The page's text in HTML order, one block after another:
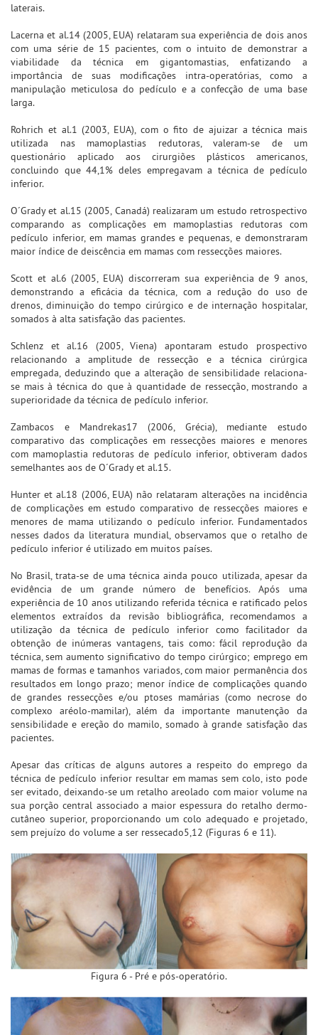
laterais.
Lacerna et al.14 (2005, EUA) relataram sua experiência de dois anos
com uma série de 15 pacientes, com o intuito de demonstrar a
viabilidade da técnica em gigantomastias, enfatizando a
importância de suas modificações intra-operatórias, como a
manipulação meticulosa do pedículo e a confecção de uma base
larga.
Rohrich et al.1 (2003, EUA), com o fito de ajuizar a técnica mais
utilizada nas mamoplastias redutoras, valeram-se de um
questionário aplicado aos cirurgiões plásticos americanos,
concluindo que 44,1% deles empregavam a técnica de pedículo
inferior.
O´Grady et al.15 (2005, Canadá) realizaram um estudo retrospectivo
comparando as complicações em mamoplastias redutoras com
pedículo inferior, em mamas grandes e pequenas, e demonstraram
maior índice de deiscência em mamas com ressecções maiores.
Scott et al.6 (2005, EUA) discorreram sua experiência de 9 anos,
demonstrando a eficácia da técnica, com a redução do uso de
drenos, diminuição do tempo cirúrgico e de internação hospitalar,
somados à alta satisfação das pacientes.
Schlenz et al.16 (2005, Viena) apontaram estudo prospectivo
relacionando a amplitude de ressecção e a técnica cirúrgica
empregada, deduzindo que a alteração de sensibilidade relaciona-
se mais à técnica do que à quantidade de ressecção, mostrando a
superioridade da técnica de pedículo inferior.
Zambacos e Mandrekas17 (2006, Grécia), mediante estudo
comparativo das complicações em ressecções maiores e menores
com mamoplastia redutoras de pedículo inferior, obtiveram dados
semelhantes aos de O´Grady et al.15.
Hunter et al.18 (2006, EUA) não relataram alterações na incidência
de complicações em estudo comparativo de ressecções maiores e
menores de mama utilizando o pedículo inferior. Fundamentados
nesses dados da literatura mundial, observamos que o retalho de
pedículo inferior é utilizado em muitos países.
No Brasil, trata-se de uma técnica ainda pouco utilizada, apesar da
evidência de um grande número de benefícios. Após uma
experiência de 10 anos utilizando referida técnica e ratificado pelos
elementos extraídos da revisão bibliográfica, recomendamos a
utilização da técnica de pedículo inferior como facilitador da
obtenção de inúmeras vantagens, tais como: fácil reprodução da
técnica, sem aumento significativo do tempo cirúrgico; emprego em
mamas de formas e tamanhos variados, com maior permanência dos
resultados em longo prazo; menor índice de complicações quando
de grandes ressecções e/ou ptoses mamárias (como necrose do
complexo aréolo-mamilar), além da importante manutenção da
sensibilidade e ereção do mamilo, somado à grande satisfação das
pacientes.
Apesar das críticas de alguns autores a respeito do emprego da
técnica de pedículo inferior resultar em mamas sem colo, isto pode
ser evitado, deixando-se um retalho areolado com maior volume na
sua porção central associado a maior espessura do retalho dermo-
cutâneo superior, proporcionando um colo adequado e projetado,
sem prejuízo do volume a ser ressecado5,12 (Figuras 6 e 11).
Figura 6 - Pré e pós-operatório.